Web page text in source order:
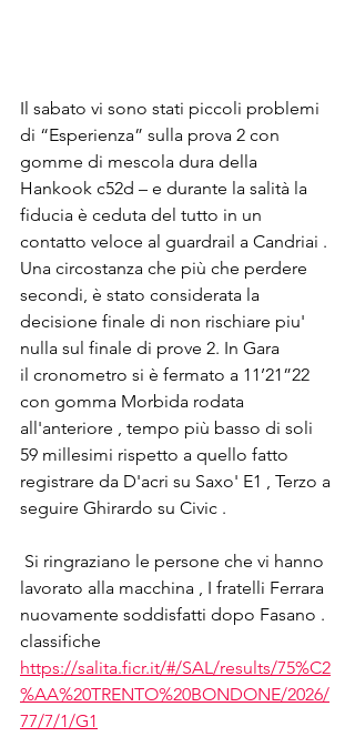
Il sabato vi sono stati piccoli problemi
di “Esperienza” sulla prova 2 con
gomme di mescola dura della
Hankook c52d – e durante la salità la
fiducia è ceduta del tutto in un
contatto veloce al guardrail a Candriai .
Una circostanza che più che perdere
secondi, è stato considerata la
decisione finale di non rischiare piu'
nulla sul finale di prove 2. In Gara
il cronometro si è fermato a 11’21”22
con gomma Morbida rodata
all'anteriore , tempo più basso di soli
59 millesimi rispetto a quello fatto
registrare da D'acri su Saxo' E1 , Terzo a
seguire Ghirardo su Civic .
lavorato alla macchina , I fratelli Ferrara
nuovamente soddisfatti dopo Fasano .
classifiche
https://salita.ficr.it/#/SAL/results/75%C2
%AA%20TRENTO%20BONDONE/2026/
77/7/1/G1